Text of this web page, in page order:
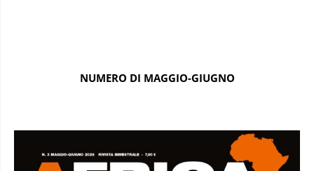
NUMERO DI MAGGIO-GIUGNO